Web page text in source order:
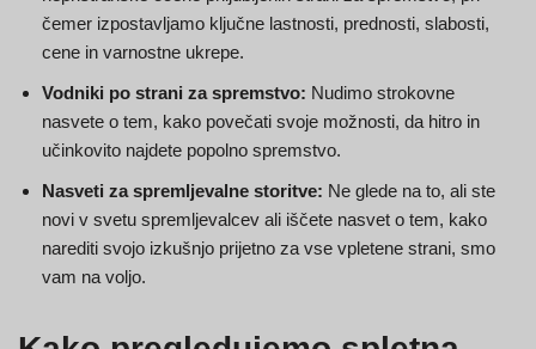
nepristranske ocene priljubljenih strani za spremstvo, pri
čemer izpostavljamo ključne lastnosti, prednosti, slabosti,
Vodniki po strani za spremstvo:Nudimo strokovne
nasvete o tem, kako povečati svoje možnosti, da hitro in
Nasveti za spremljevalne storitve:Ne glede na to, ali ste
novi v svetu spremljevalcev ali iščete nasvet o tem, kako
narediti svojo izkušnjo prijetno za vse vpletene strani, smo